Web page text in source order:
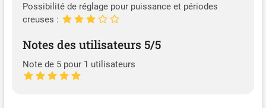
Possibilité de réglage pour puissance et périodes
creuses :
Notes des utilisateurs 5/5
Note de 5 pour 1 utilisateurs